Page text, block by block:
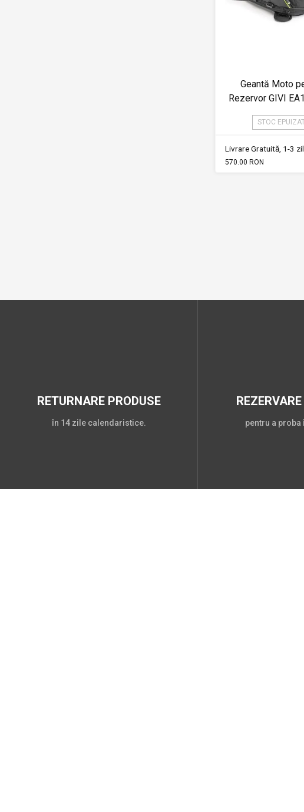
Geantă Moto
Rezervor GIVI
STOC
Livrare Gratuită, 1-3
570.00 RON
RETURNARE PRODUSE
în 14 zile calendaristice. pentru a proba